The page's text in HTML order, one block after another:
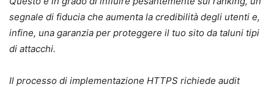
segnale di fiducia che aumenta la credibilità degli utenti e,
infine, una garanzia per proteggere il tuo sito da taluni tipi
di attacchi.
Il processo di implementazione HTTPS richiede audit